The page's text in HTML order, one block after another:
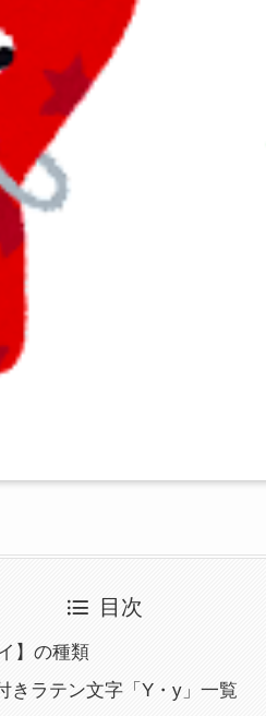
目次
】の種類
きラテン文字「Y・y」一覧